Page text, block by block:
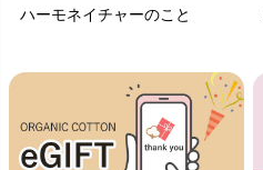
ハーモネイチャーのこと